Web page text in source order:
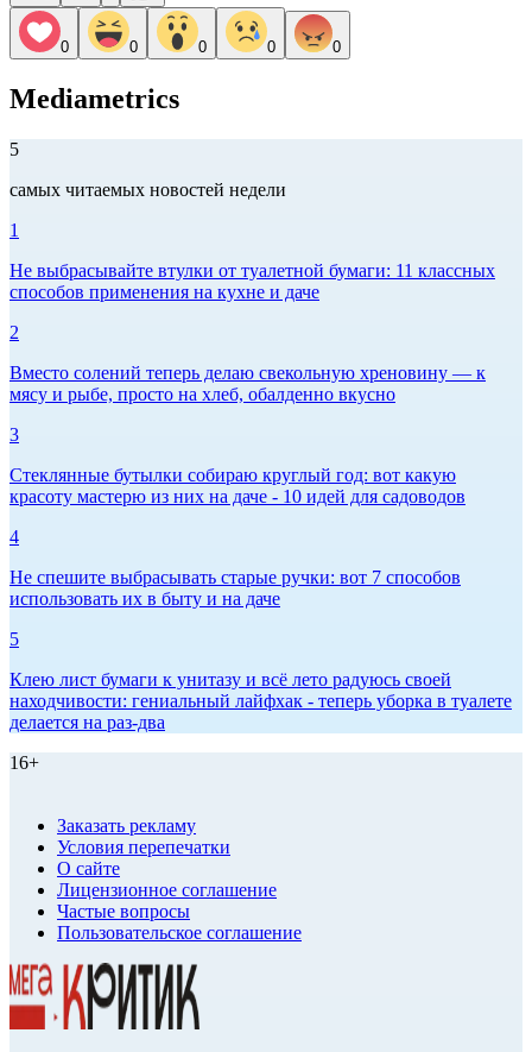
0 0 0 0 0
Mediametrics
5
самых читаемых новостей недели
1
Не выбрасывайте втулки от туалетной бумаги: 11 классных
способов применения на кухне и даче
2
Вместо солений теперь делаю свекольную хреновину — к
мясу и рыбе, просто на хлеб, обалденно вкусно
3
Стеклянные бутылки собираю круглый год: вот какую
красоту мастерю из них на даче - 10 идей для садоводов
4
Не спешите выбрасывать старые ручки: вот 7 способов
использовать их в быту и на даче
5
Клею лист бумаги к унитазу и всё лето радуюсь своей
находчивости: гениальный лайфхак - теперь уборка в туалете
делается на раз-два
16+
Заказать рекламу
Условия перепечатки
О сайте
Лицензионное соглашение
Частые вопросы
Пользовательское соглашение